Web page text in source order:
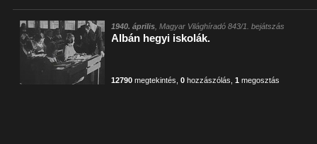
1940. április , Magyar Világhíradó 843/1. bejátszás
Albán hegyi iskolák.
12790 megtekintés ,0 hozzászólás ,1 megosztás